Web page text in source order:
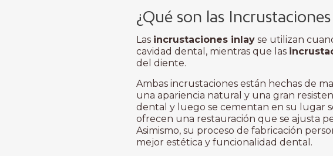
¿Qué son las
Las incrustaciones inlay se utilizan
cavidad dental, mientras que las
del diente.
Ambas incrustaciones están hechas de
una apariencia natural y una gran
dental y luego se cementan en su lugar
ofrecen una restauración que se ajusta
Asimismo, su proceso de fabricación
mejor estética y funcionalidad dental.